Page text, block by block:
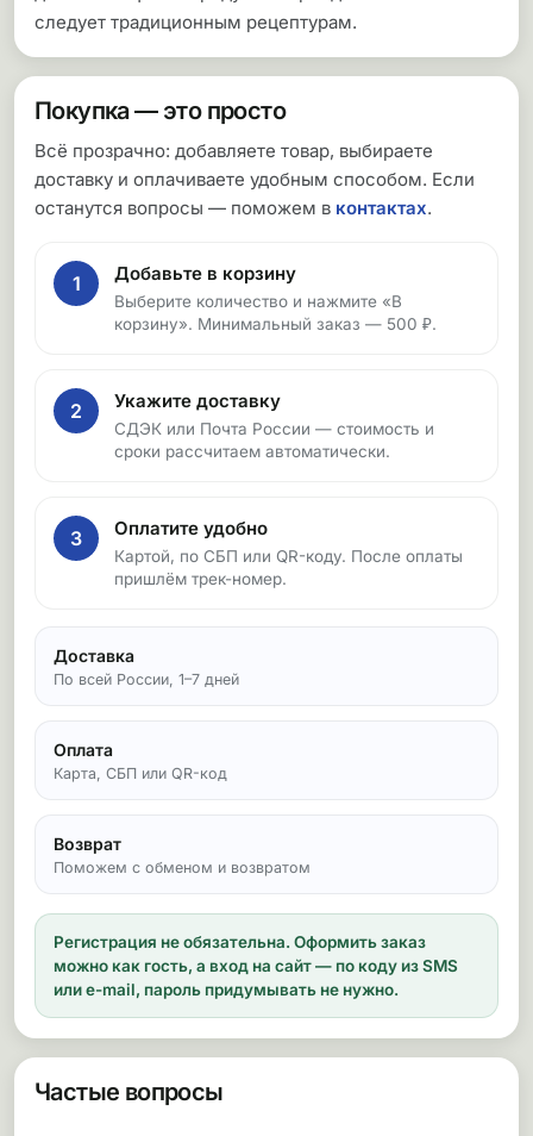
следует традиционным рецептурам.
Покупка — это просто
Всё прозрачно: добавляете товар, выбираете
доставку и оплачиваете удобным способом. Если
останутся вопросы — поможем в контактах.
1 Добавьте в корзину
Выберите количество и нажмите «В
корзину». Минимальный заказ — 500 ₽.
2 Укажите доставку
СДЭК или Почта России — стоимость и
сроки рассчитаем автоматически.
3 Оплатите удобно
Картой, по СБП или QR-коду. После оплаты
пришлём трек-номер.
Доставка
По всей России, 1–7 дней
Оплата
Карта, СБП или QR-код
Возврат
Поможем с обменом и возвратом
Регистрация не обязательна. Оформить заказ
можно как гость, а вход на сайт — по коду из SMS
или e-mail, пароль придумывать не нужно.
Частые вопросы